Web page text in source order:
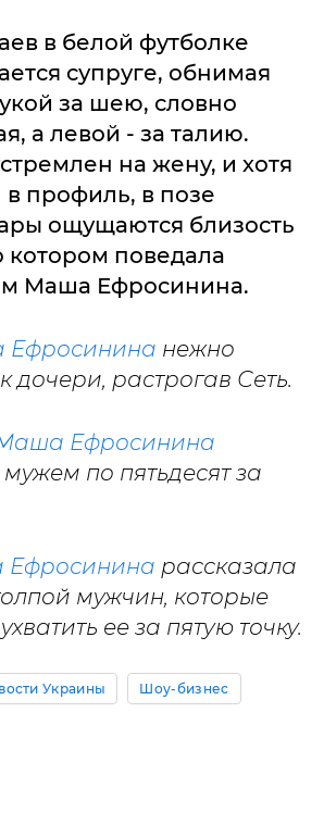
в белой футболке
супруге, обнимая
за шею, словно
а левой - за талию.
на жену, и хотя
в профиль, в позе
ощущаются близость
котором поведала
Маша Ефросинина.
нежно
дочери, растрогав Сеть.
Ефросинина
по пятьдесят за
рассказала
мужчин, которые
ее за пятую точку.
Украины Шоу-бизнес